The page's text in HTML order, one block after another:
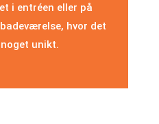
i entréen eller på
hvor det
unikt.